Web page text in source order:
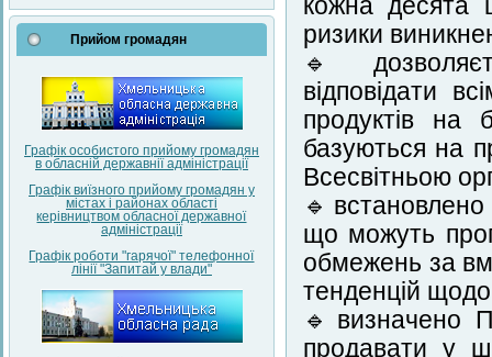
Прийом громадян
Графік особистого прийому громадян
в обласній державнії адміністрації
Графік виїзного прийому громадян у
містах і районах області
керівництвом обласної державної
адміністрації
Графік роботи "гарячої" телефонної
лінії "Запитай у влади"
кожна десята
ризики
🔹
відповідати
продуктів на
базуються на
Всесвітньою
що можуть
обмежень за
тенденцій
🔹визначено
продавати у